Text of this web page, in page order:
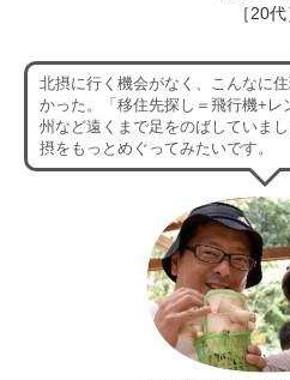
［20代
北摂に行く機会がなく、こんなに
かった。「移住先探し＝飛行機+
州など遠くまで足をのばしていま
摂をもっとめぐってみたいです。